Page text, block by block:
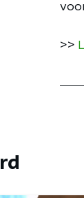
>>